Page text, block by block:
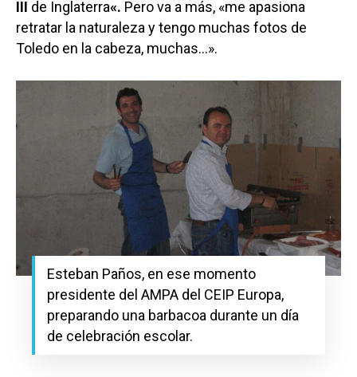
III de Inglaterra«. Pero va a más, «me apasiona
retratar la naturaleza y tengo muchas fotos de
Toledo en la cabeza, muchas…».
Esteban Paños, en ese momento
presidente del AMPA del CEIP Europa,
preparando una barbacoa durante un día
de celebración escolar.